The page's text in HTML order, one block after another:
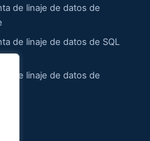
de linaje de datos de
de linaje de datos de SQL
de linaje de datos de